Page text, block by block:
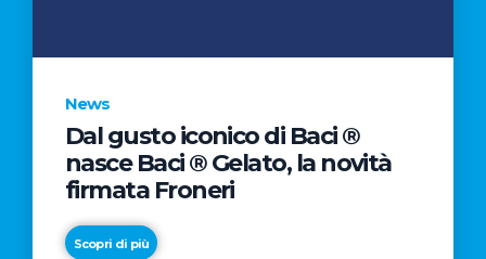
News
Dal gusto iconico di Baci ®
nasce Baci ® Gelato, la novità
firmata Froneri
Scopri di più